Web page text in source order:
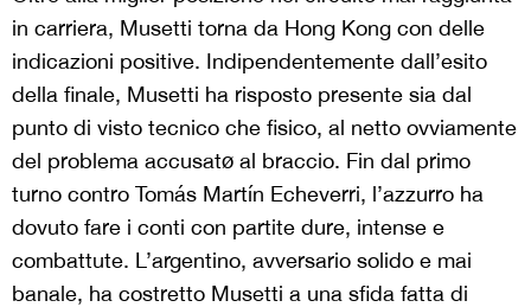
in carriera, Musetti torna da Hong Kong con delle
indicazioni positive. Indipendentemente dall’esito
della finale, Musetti ha risposto presente sia dal
punto di visto tecnico che fisico, al netto ovviamente
del problema accusatø al braccio. Fin dal primo
turno contro Tomás Martín Echeverri, l’azzurro ha
dovuto fare i conti con partite dure, intense e
combattute. L’argentino, avversario solido e mai
banale, ha costretto Musetti a una sfida fatta di